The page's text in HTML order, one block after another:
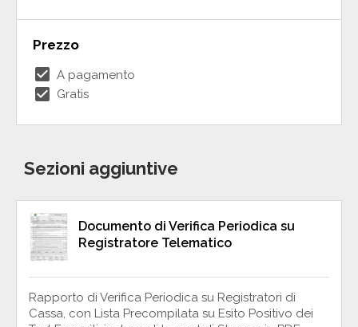
Prezzo
check_box A pagamento
check_box Gratis
Sezioni aggiuntive
Documento di Verifica Periodica su
Registratore Telematico
Rapporto di Verifica Periodica su Registratori di
Cassa, con Lista Precompilata su Esito Positivo dei